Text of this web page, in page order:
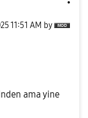
11:51 AM by
ama yine